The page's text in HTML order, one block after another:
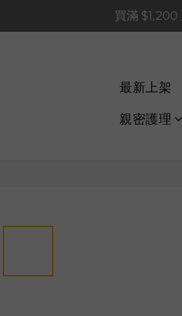
買滿
買滿
📢 系統維護通知 –
買滿
最新上架
親密護理